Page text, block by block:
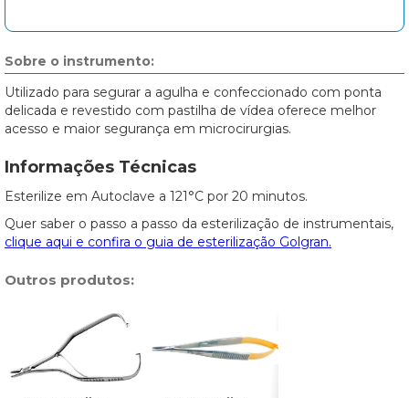
Sobre o instrumento:
Utilizado para segurar a agulha e confeccionado com ponta
delicada e revestido com pastilha de vídea oferece melhor
acesso e maior segurança em microcirurgias.
Informações Técnicas
Esterilize em Autoclave a 121°C por 20 minutos.
Quer saber o passo a passo da esterilização de instrumentais,
clique aqui e confira o guia de esterilização Golgran.
Outros produtos: